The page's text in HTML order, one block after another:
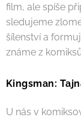
film, ale spíše
sledujeme
šílenství a
známe z
Kingsman:
U nás v